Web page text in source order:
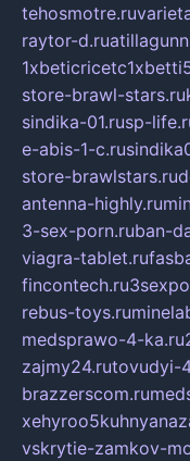
tehosmotre.ru
raytor-d.ru
store-brawl-stars.ru
sindika-01.rusp-
e-abis-1-c.ru
store-brawlstars.ru
antenna-highly.ru
3-sex-porn.ruban-
viagra-tablet.ru
fincontech.ru
rebus-toys.ru
medsprawo-4-ka.ru
zajmy24.rutovudyi-
brazzerscom.ru
vskrytie-zamkov-